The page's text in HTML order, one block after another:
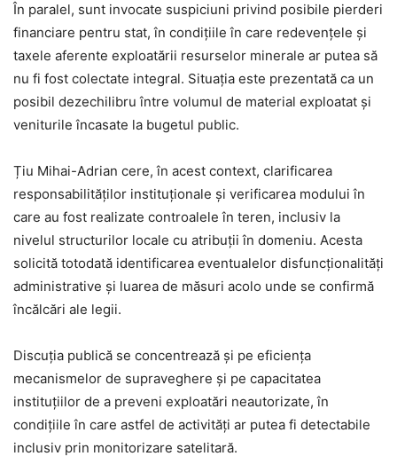
În paralel, sunt invocate suspiciuni privind posibile pierderi
financiare pentru stat, în condițiile în care redevențele și
taxele aferente exploatării resurselor minerale ar putea să
nu fi fost colectate integral. Situația este prezentată ca un
posibil dezechilibru între volumul de material exploatat și
veniturile încasate la bugetul public.
Țiu Mihai-Adrian cere, în acest context, clarificarea
responsabilităților instituționale și verificarea modului în
care au fost realizate controalele în teren, inclusiv la
nivelul structurilor locale cu atribuții în domeniu. Acesta
solicită totodată identificarea eventualelor disfuncționalități
administrative și luarea de măsuri acolo unde se confirmă
încălcări ale legii.
Discuția publică se concentrează și pe eficiența
mecanismelor de supraveghere și pe capacitatea
instituțiilor de a preveni exploatări neautorizate, în
condițiile în care astfel de activități ar putea fi detectabile
inclusiv prin monitorizare satelitară.